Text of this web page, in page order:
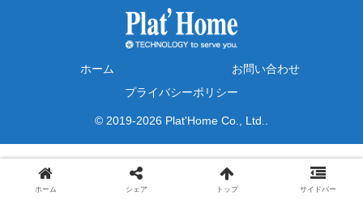
ホーム
お問い合わせ
プライバシーポリシー
© 2019-2026 Plat'Home Co., Ltd..
ホーム シェア トップ サイドバー